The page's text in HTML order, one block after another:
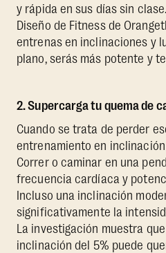
y rápida en sus días sin
Diseño de Fitness de
entrenas en inclinaciones y
plano, serás más potente y
2. Supercarga tu quema de
Cuando se trata de perder
entrenamiento en
Correr o caminar en una
frecuencia cardíaca y
Incluso una inclinación
significativamente la
La investigación muestra
inclinación del 5% puede